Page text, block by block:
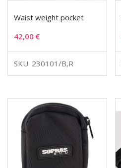
Waist weight pocket
42,00 €
SKU: 230101/B,R